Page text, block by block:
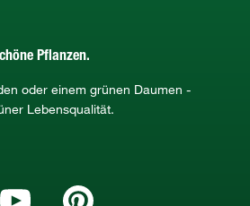
Pflanzen.
oder einem grünen Daumen -
Lebensqualität.